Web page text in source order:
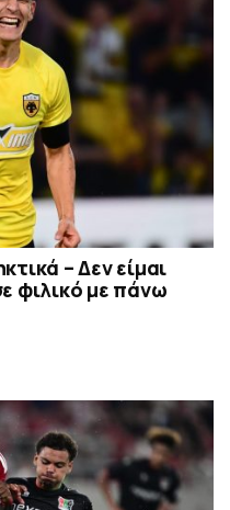
– Δεν είμαι
φιλικό με πάνω